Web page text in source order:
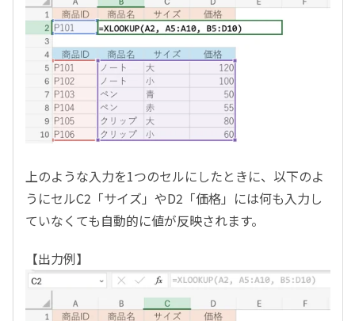
上のような入力を1つのセルにしたときに、以下のよ
うにセルC2「サイズ」やD2「価格」には何も入力し
ていなくても自動的に値が反映されます。
【出力例】